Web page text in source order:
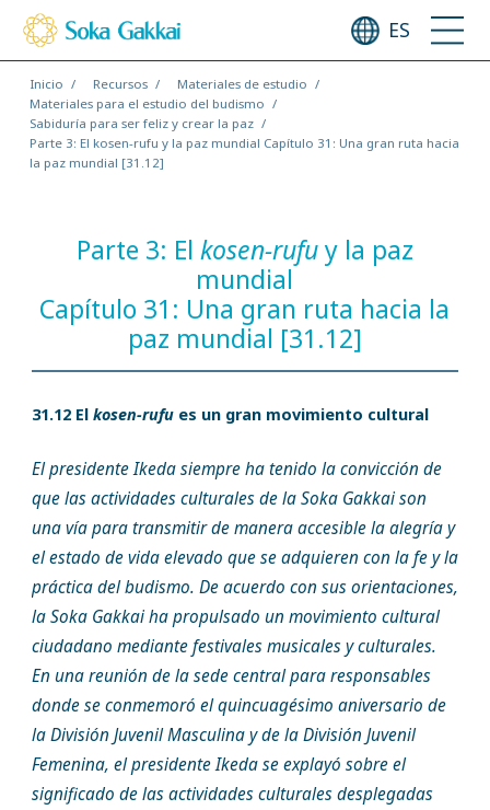
ES
Inicio Recursos
Materiales de estudio
Materiales para el estudio del budismo
Sabiduría para ser feliz y crear la paz
Parte 3: El kosen-rufu y la paz mundial Capítulo 31: Una gran ruta hacia
la paz mundial [31.12]
Parte 3: El kosen-rufuy la paz
mundial
Capítulo 31: Una gran ruta hacia la
paz mundial [31.12]
31.12 El kosen-rufues un gran movimiento cultural
El presidente Ikeda siempre ha tenido la convicción de
que las actividades culturales de la Soka Gakkai son
una vía para transmitir de manera accesible la alegría y
el estado de vida elevado que se adquieren con la fe y la
práctica del budismo. De acuerdo con sus orientaciones,
la Soka Gakkai ha propulsado un movimiento cultural
ciudadano mediante festivales musicales y culturales.
En una reunión de la sede central para responsables
donde se conmemoró el quincuagésimo aniversario de
la División Juvenil Masculina y de la División Juvenil
Femenina, el presidente Ikeda se explayó sobre el
significado de las actividades culturales desplegadas